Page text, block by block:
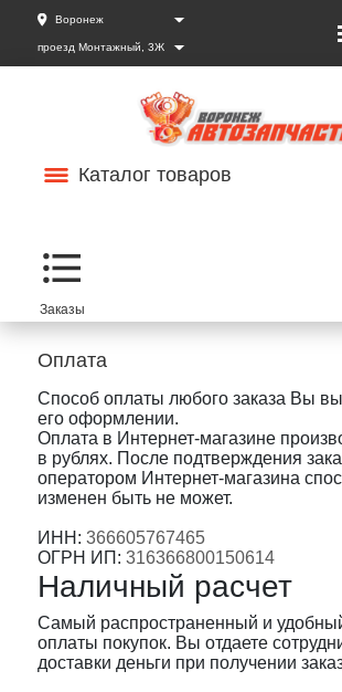
Воронеж
проезд Монтажный, 3Ж
Каталог товаров
Оплата
Способ оплаты любого заказа Вы
его оформлении.
Оплата в Интернет-магазине
в рублях. После подтверждения
оператором Интернет-магазина
изменен быть не может.
ИНН: 366605767465
ОГРН ИП: 316366800150614
Наличный расчет
Самый распространенный и
оплаты покупок. Вы отдаете
доставки деньги при получении